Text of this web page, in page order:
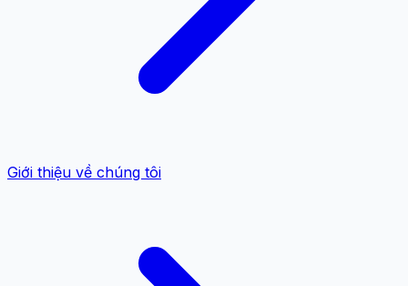
Giới thiệu về chúng tôi